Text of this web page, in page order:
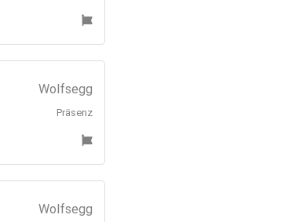
Wolfsegg
Präsenz
Wolfsegg